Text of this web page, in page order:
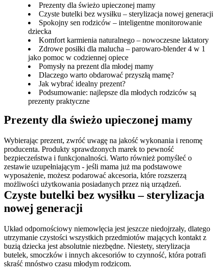
Prezenty dla świeżo upieczonej mamy
Czyste butelki bez wysiłku – sterylizacja nowej generacji
Spokojny sen rodziców – inteligentne monitorowanie
dziecka
Komfort karmienia naturalnego – nowoczesne laktatory
Zdrowe posiłki dla malucha – parowaro-blender 4 w 1
jako pomoc w codziennej opiece
Pomysły na prezent dla młodej mamy
Dlaczego warto obdarować przyszłą mamę?
Jak wybrać idealny prezent?
Podsumowanie: najlepsze dla młodych rodziców są
prezenty praktyczne
Prezenty dla świeżo upieczonej mamy
Wybierając prezent, zwróć uwagę na jakość wykonania i renomę
producenta. Produkty sprawdzonych marek to pewność
bezpieczeństwa i funkcjonalności. Warto również pomyśleć o
zestawie uzupełniającym - jeśli mama już ma podstawowe
wyposażenie, możesz podarować akcesoria, które rozszerzą
możliwości użytkowania posiadanych przez nią urządzeń.
Czyste butelki bez wysiłku – sterylizacja
nowej generacji
Układ odpornościowy niemowlęcia jest jeszcze niedojrzały, dlatego
utrzymanie czystości wszystkich przedmiotów mających kontakt z
buzią dziecka jest absolutnie niezbędne. Niestety, sterylizacja
butelek, smoczków i innych akcesoriów to czynność, która potrafi
skraść mnóstwo czasu młodym rodzicom.